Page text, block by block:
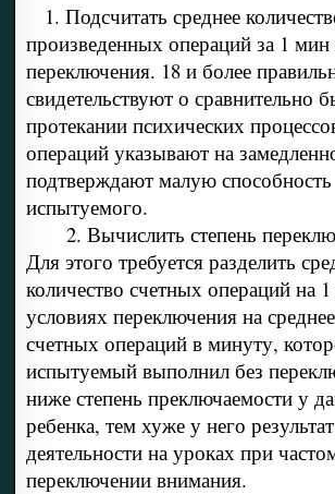
1. Подсчитать среднее
произведенных операций за 1 мин
переключения. 18 и более
свидетельствуют о сравнительно
протекании психических
операций указывают на
подтверждают малую способность
испытуемого.
2. Вычислить степень
Для этого требуется разделить
количество счетных операций на
условиях переключения на
счетных операций в минуту,
испытуемый выполнил без
ниже степень преключаемости у
ребенка, тем хуже у него
деятельности на уроках при
переключении внимания.